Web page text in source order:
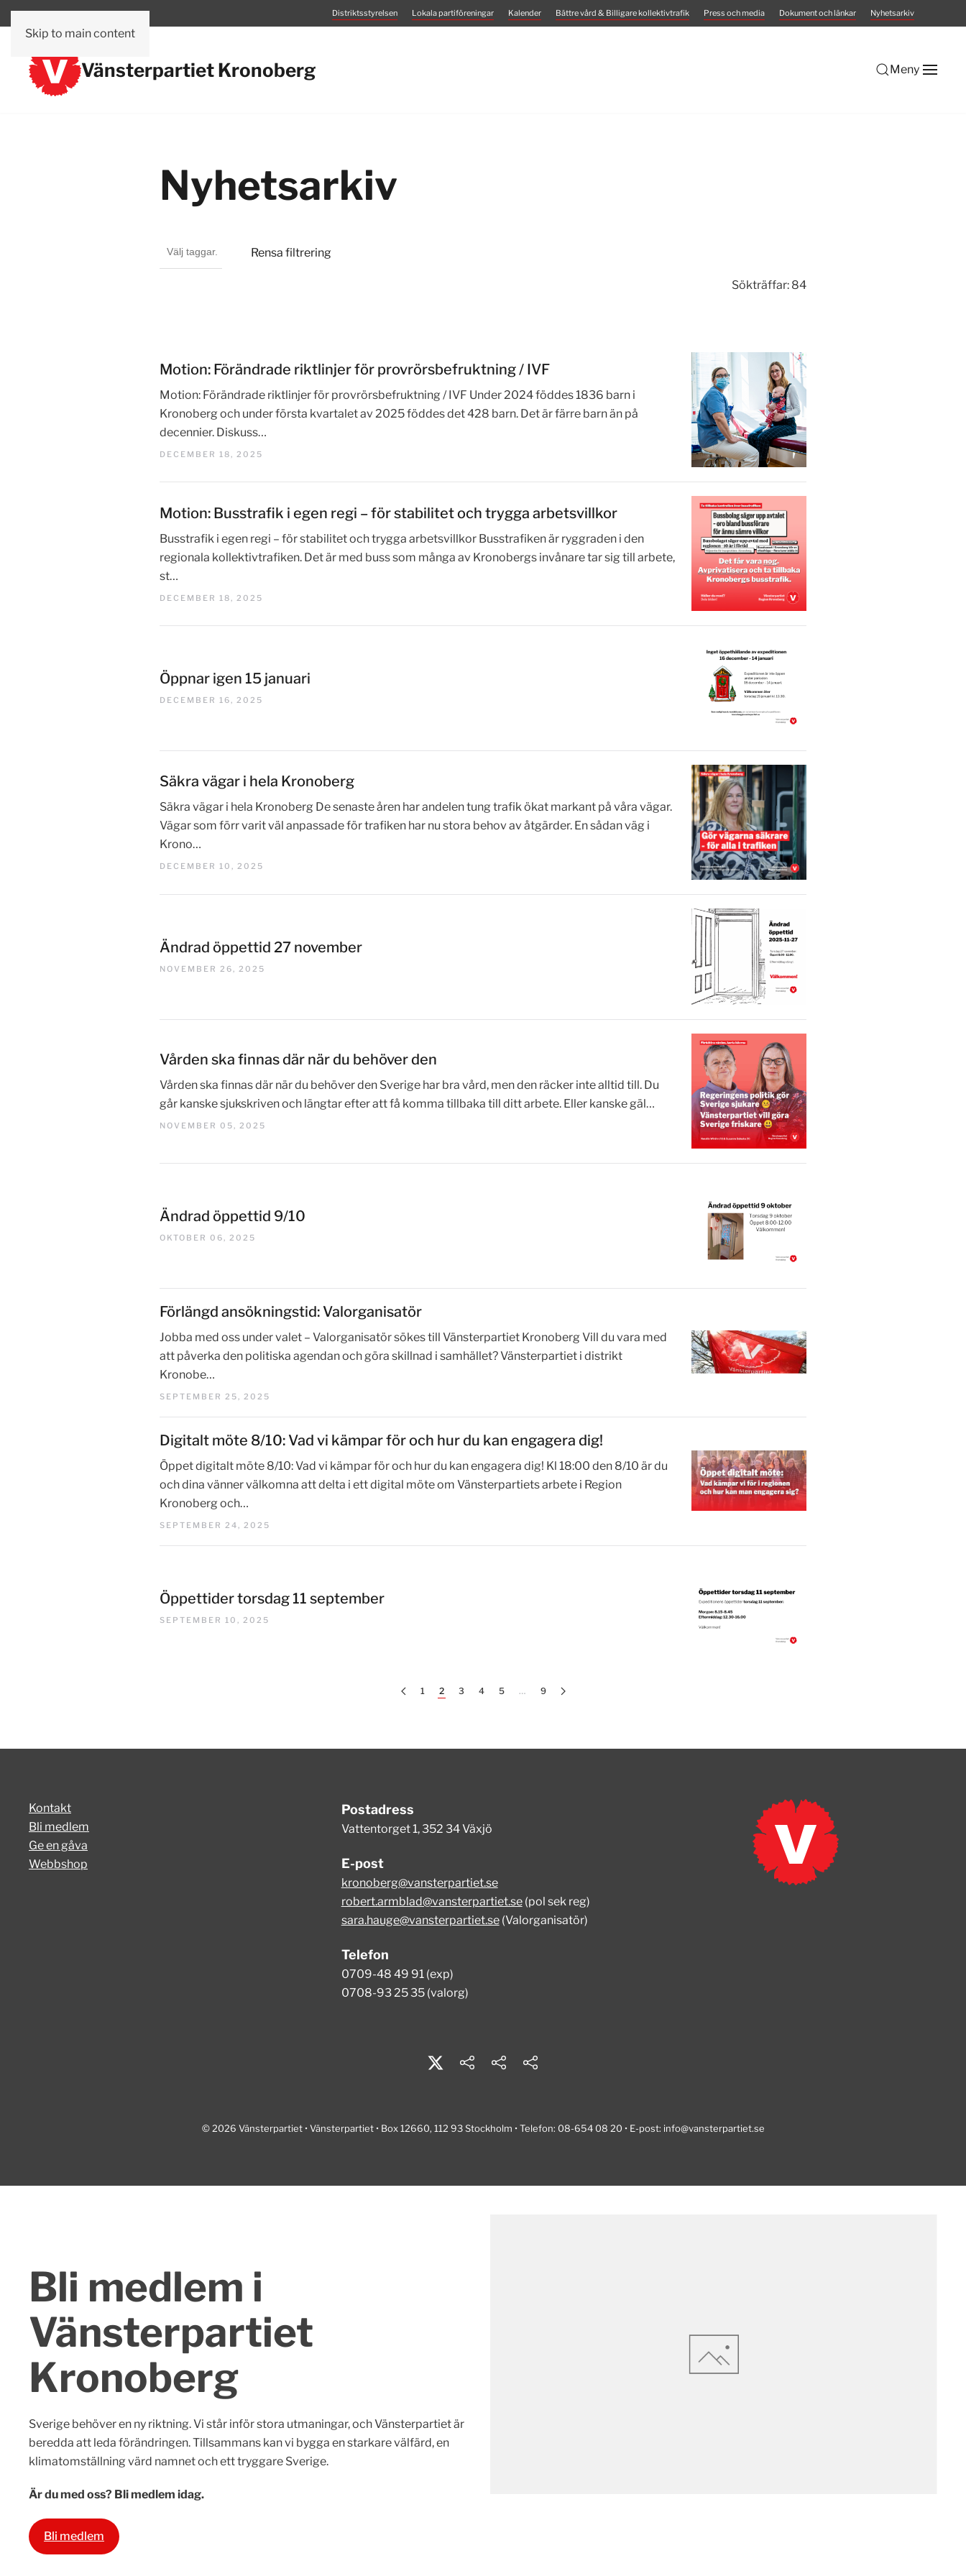
Skip to main content
Distriktsstyrelsen Lokala partiföreningar Kalender Bättre vård & Billigare kollektivtrafik Press och media Dokument och länkar Nyhetsarkiv
Vänsterpartiet Kronoberg Meny
Nyhetsarkiv
Rensa filtrering
Sökträffar: 84
Motion: Förändrade riktlinjer för provrörsbefruktning / IVF
Motion: Förändrade riktlinjer för provrörsbefruktning / IVF Under 2024 föddes 1836 barn i
Kronoberg och under första kvartalet av 2025 föddes det 428 barn. Det är färre barn än på
decennier. Diskuss…
DECEMBER 18, 2025
Motion: Busstrafik i egen regi – för stabilitet och trygga arbetsvillkor
Busstrafik i egen regi – för stabilitet och trygga arbetsvillkor Busstrafiken är ryggraden i den
regionala kollektivtrafiken. Det är med buss som många av Kronobergs invånare tar sig till arbete,
st…
DECEMBER 18, 2025
Öppnar igen 15 januari
DECEMBER 16, 2025
Säkra vägar i hela Kronoberg
Säkra vägar i hela Kronoberg De senaste åren har andelen tung trafik ökat markant på våra vägar.
Vägar som förr varit väl anpassade för trafiken har nu stora behov av åtgärder. En sådan väg i
Krono…
DECEMBER 10, 2025
Ändrad öppettid 27 november
NOVEMBER 26, 2025
Vården ska finnas där när du behöver den
Vården ska finnas där när du behöver den Sverige har bra vård, men den räcker inte alltid till. Du
går kanske sjukskriven och längtar efter att få komma tillbaka till ditt arbete. Eller kanske gäl…
NOVEMBER 05, 2025
Ändrad öppettid 9/10
OKTOBER 06, 2025
Förlängd ansökningstid: Valorganisatör
Jobba med oss under valet – Valorganisatör sökes till Vänsterpartiet Kronoberg Vill du vara med
att påverka den politiska agendan och göra skillnad i samhället? Vänsterpartiet i distrikt
Kronobe…
SEPTEMBER 25, 2025
Digitalt möte 8/10: Vad vi kämpar för och hur du kan engagera dig!
Öppet digitalt möte 8/10: Vad vi kämpar för och hur du kan engagera dig! Kl 18:00 den 8/10 är du
och dina vänner välkomna att delta i ett digital möte om Vänsterpartiets arbete i Region
Kronoberg och…
SEPTEMBER 24, 2025
Öppettider torsdag 11 september
SEPTEMBER 10, 2025
1 2 3 4 5 … 9
Kontakt
Bli medlem
Ge en gåva
Webbshop
Postadress
Vattentorget 1, 352 34 Växjö
E-post
kronoberg@vansterpartiet.se
robert.armblad@vansterpartiet.se(pol sek reg)
sara.hauge@vansterpartiet.se(Valorganisatör)
Telefon
0709-48 49 91 (exp)
0708-93 25 35 (valorg)
© 2026 Vänsterpartiet • Vänsterpartiet • Box 12660, 112 93 Stockholm • Telefon: 08-654 08 20 • E-post: info@vansterpartiet.se
Bli medlem i
Vänsterpartiet
Kronoberg
Sverige behöver en ny riktning. Vi står inför stora utmaningar, och Vänsterpartiet är
beredda att leda förändringen. Tillsammans kan vi bygga en starkare välfärd, en
klimatomställning värd namnet och ett tryggare Sverige.
Är du med oss? Bli medlem idag.
Bli medlem